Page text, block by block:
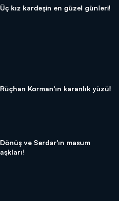
Üç kız kardeşin en güzel günleri!
Rüçhan Korman'ın karanlık yüzü!
Dönüş ve Serdar'ın masum
aşkları!